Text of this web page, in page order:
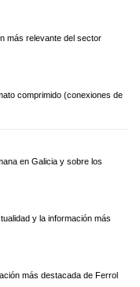
más relevante del sector
comprimido (conexiones de
en Galicia y sobre los
y la información más
más destacada de Ferrol